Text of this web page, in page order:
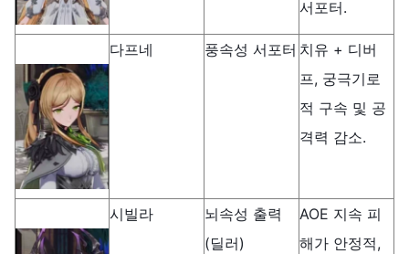
서포터.
다프네 풍속성 서포터 치유 + 디버
프, 궁극기로
적 구속 및 공
격력 감소.
시빌라
뇌속성 출력
(딜러)
AOE 지속 피
해가 안정적,